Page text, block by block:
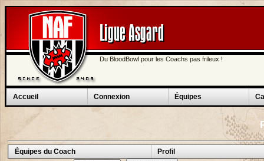
Ligue Asgard
Du BloodBowl pour les Coachs pas frileux !
Accueil Connexion Équipes
Équipes du Coach Profil